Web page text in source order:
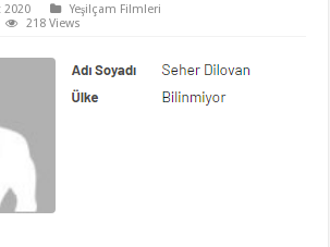
2020
Yeşilçam Filmleri
218 Views